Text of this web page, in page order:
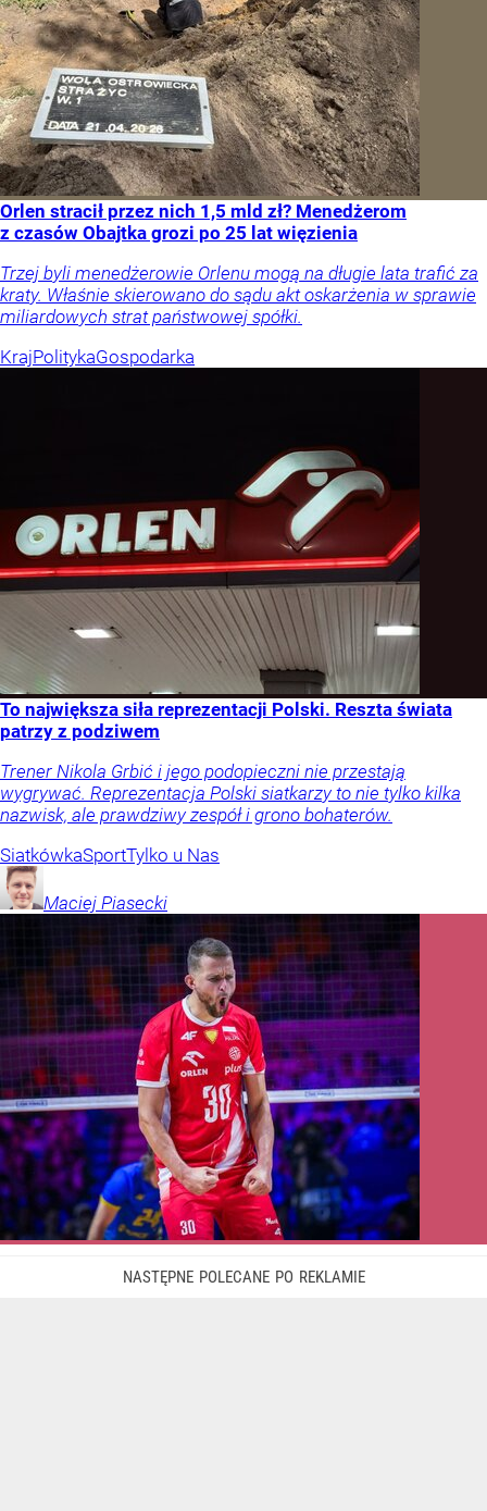
Orlen stracił przez nich 1,5 mld zł? Menedżerom
z czasów Obajtka grozi po 25 lat więzienia
Trzej byli menedżerowie Orlenu mogą na długie lata trafić za
kraty. Właśnie skierowano do sądu akt oskarżenia w sprawie
miliardowych strat państwowej spółki.
KrajPolitykaGospodarka
To największa siła reprezentacji Polski. Reszta świata
patrzy z podziwem
Trener Nikola Grbić i jego podopieczni nie przestają
wygrywać. Reprezentacja Polski siatkarzy to nie tylko kilka
nazwisk, ale prawdziwy zespół i grono bohaterów.
SiatkówkaSportTylko u Nas
Maciej Piasecki